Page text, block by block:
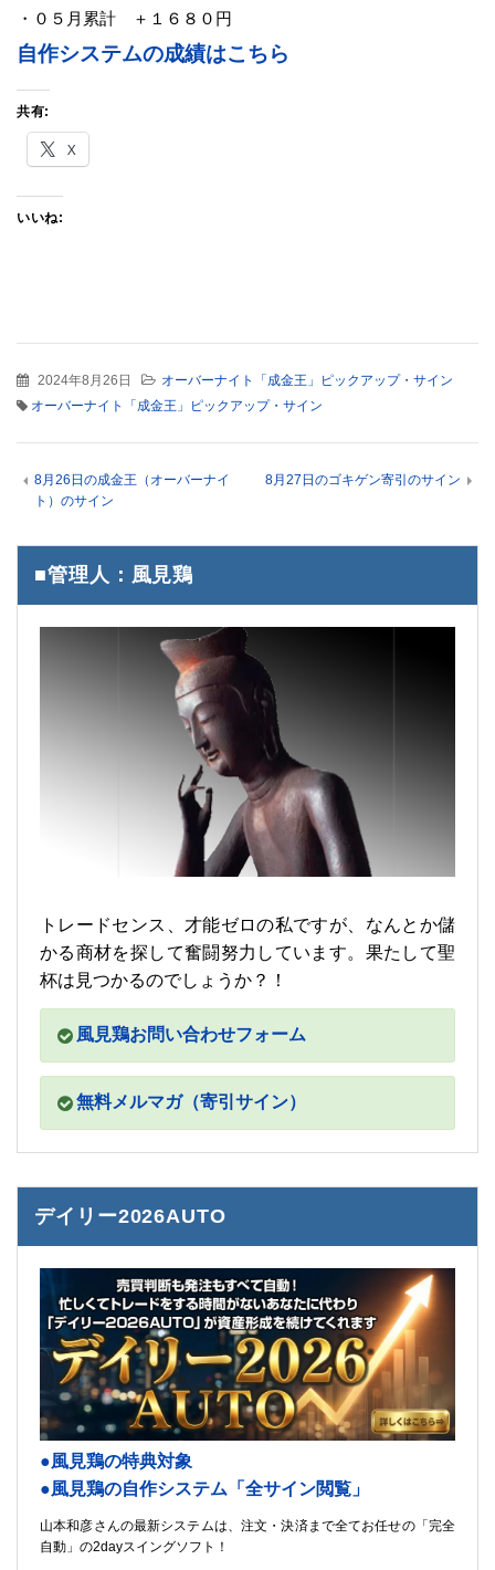
・０５月累計 ＋１６８０円
自作システムの成績はこちら
共有:
X
いいね:
2024年8月26日
オーバーナイト「成金王」ピックアップ・サイン
オーバーナイト「成金王」ピックアップ・サイン
8月26日の成金王（オーバーナイ
ト）のサイン
8月27日のゴキゲン寄引のサイン
■管理人：風見鶏
トレードセンス、才能ゼロの私ですが、なんとか儲
かる商材を探して奮闘努力しています。果たして聖
杯は見つかるのでしょうか？！
風見鶏お問い合わせフォーム
無料メルマガ（寄引サイン）
デイリー2026AUTO
●風見鶏の特典対象
●風見鶏の自作システム「全サイン閲覧」
山本和彦さんの最新システムは、注文・決済まで全てお任せの「完全
自動」の2dayスイングソフト！